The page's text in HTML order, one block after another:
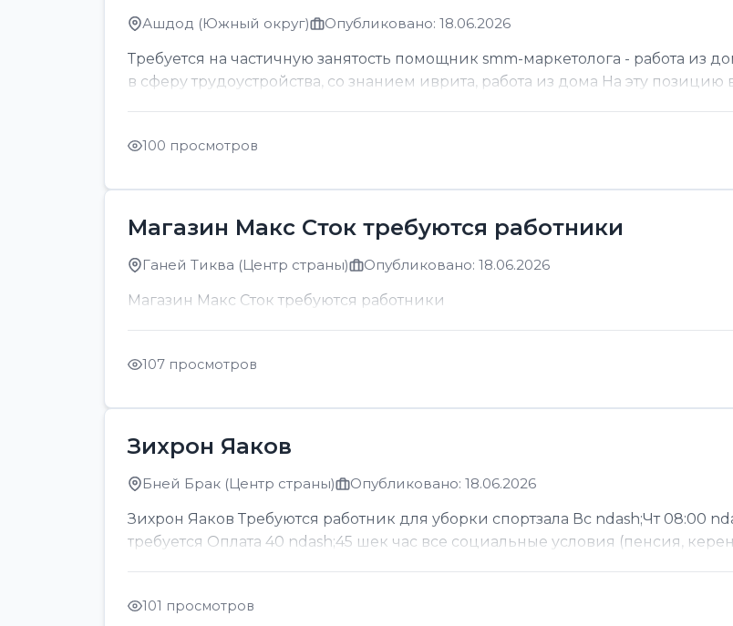
Ашдод (Южный округ) Опубликовано: 18.06.2026
Требуется на частичную занятость помощник smm-маркетолога - работа из
в сферу трудоустройства, со знанием иврита, работа из дома На эту позицию
100 просмотров
Магазин Макс Сток требуются работники
Ганей Тиква (Центр страны) Опубликовано: 18.06.2026
Магазин Макс Сток требуются работники
107 просмотров
Зихрон Яаков
Бней Брак (Центр страны) Опубликовано: 18.06.2026
Зихрон Яаков Требуются работник для уборки спортзала Вс ndash;Чт 08:00
требуется Оплата 40 ndash;45 шек час все социальные условия (пенсия,
101 просмотров